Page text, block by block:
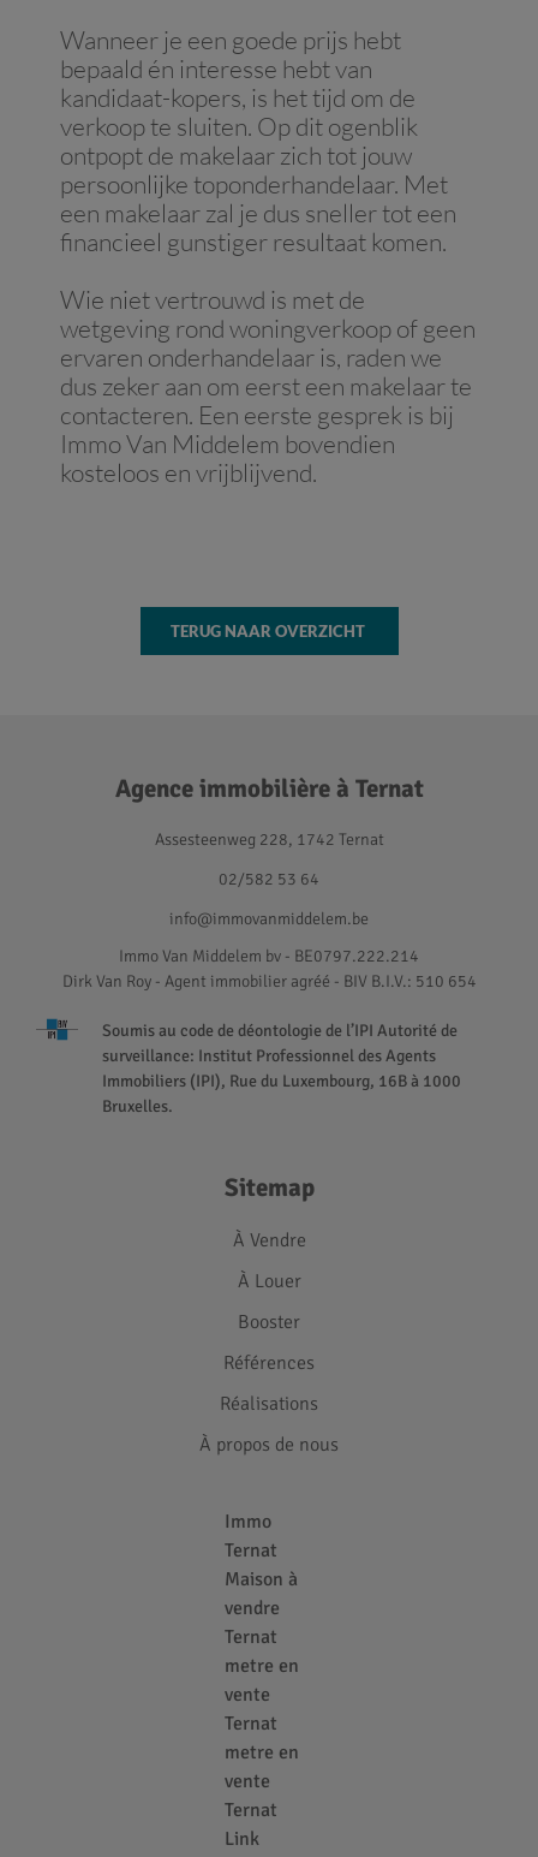
Wanneer je een goede prijs hebt
bepaald én interesse hebt van
kandidaat-kopers, is het tijd om de
verkoop te sluiten. Op dit ogenblik
ontpopt de makelaar zich tot jouw
persoonlijke toponderhandelaar. Met
een makelaar zal je dus sneller tot een
financieel gunstiger resultaat komen.
Wie niet vertrouwd is met de
wetgeving rond woningverkoop of geen
ervaren onderhandelaar is, raden we
dus zeker aan om eerst een makelaar te
contacteren. Een eerste gesprek is bij
Immo Van Middelem bovendien
kosteloos en vrijblijvend.
TERUG NAAR OVERZICHT
Agence immobilière à Ternat
Assesteenweg 228, 1742 Ternat
02/582 53 64
info@immovanmiddelem.be
Immo Van Middelem bv - BE0797.222.214
Dirk Van Roy - Agent immobilier agréé - BIV B.I.V.: 510 654
Soumis au code de déontologie de l’IPI Autorité de
surveillance: Institut Professionnel des Agents
Immobiliers (IPI), Rue du Luxembourg, 16B à 1000
Bruxelles.
Sitemap
À Vendre
À Louer
Booster
Références
Réalisations
À propos de nous
Immo
Ternat
Maison à
vendre
Ternat
metre en
vente
Ternat
metre en
vente
Ternat
Link